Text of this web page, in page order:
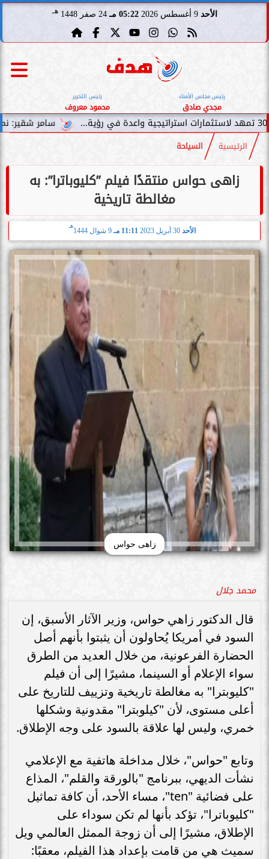
الأحد 9 أغسطس 2026 05:22 مـ 24 صفر 1448 هـ
رئيس مجلس الأمناء
مجدي صادق
رئيس التحرير
محمود معروف
سامر شقير: نمو صناديق
الرئيسية السياحة
زاهى حواس منتقدًا فيلم ”كليوباترا”: به
مغالطة تاريخية
الأحد 11:11 مـ 9 شوال 1444
هـ
زاهى حواس
محمد جلال
قال الدكتور زاهي حواس، وزير الآثار الأسبق، إن
السود في أمريكا يُحاولون أن يثبتوا بأنهم أصل
الحضارة الفرعونية، من خلال العديد من الطرق
سواء الإعلام أو السينما، مشيرًا إلى أن فيلم
"كليوبترا" به مغالطة تاريخية وتزييف للتاريخ على
أعلى مستوى، لأن "كيلوبترا" مقدونية وشكلها
خمري، وليس لها علاقة بالسود على وجه الإطلاق.
وتابع "حواس"، خلال مداخلة هاتفية مع الإعلامي
نشأت الديهي، ببرنامج "بالورقة والقلم"، المذاع
على فضائية "ten"، مساء الأحد، أن كافة تماثيل
"كليوباترا"، تؤكد بأنها لم تكن سوداء على
الإطلاق، مشيرًا إلى أن زوجة الممثل العالمي ويل
سميث هي من قامت بإعداد هذا الفيلم، معقبًا: